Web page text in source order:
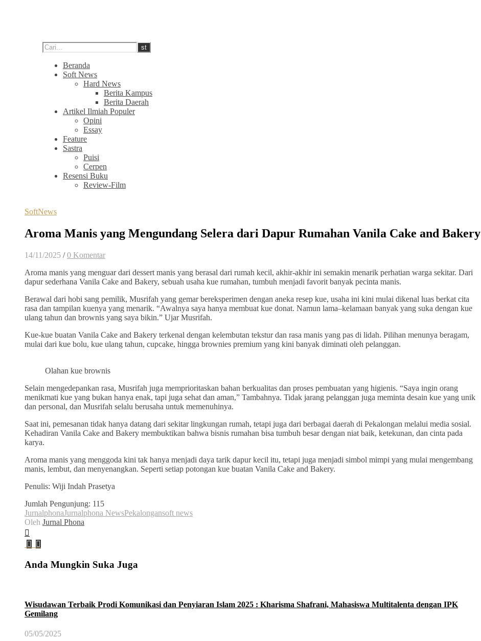
Beranda
Soft News
Hard News
Berita Kampus
Berita Daerah
Artikel Ilmiah Populer
Opini
Essay
Feature
Sastra
Puisi
Cerpen
Resensi Buku
Review-Film
SoftNews
Aroma Manis yang Mengundang Selera dari Dapur Rumahan Vanila Cake and Bakery
14/11/2025 / 0 Komentar
Aroma manis yang menguar dari dessert manis yang berasal dari rumah kecil, akhir-akhir ini semakin menarik perhatian warga sekitar. Dari
dapur sederhana Vanila Cake and Bakery, sebuah usaha kue rumahan, tumbuh menjadi favorit banyak pecinta manis.
Berawal dari hobi sang pemilik, Musrifah yang gemar bereksperimen dengan aneka resep kue, usaha ini kini mulai dikenal luas berkat cita
rasa dan tampilan kuenya yang menarik. “Awalnya saya hanya membuat kue donat. Namun lama–kelamaan banyak yang suka dengan kue
ulang tahun dan brownis yang saya bikin.” Ujar Musrifah.
Kue-kue buatan Vanila Cake and Bakery terkenal dengan kelembutan tekstur dan rasa manis yang pas di lidah. Pilihan menunya beragam,
mulai dari kue bolu, kue ulang tahun, cupcake, hingga brownies premium yang kini banyak diminati oleh pelanggan.
Olahan kue brownis
Selain mengedepankan rasa, Musrifah juga memprioritaskan bahan berkualitas dan proses pembuatan yang higienis. “Saya ingin orang
menikmati kue yang bukan hanya enak, tapi juga sehat dan aman,” Tambahnya. Tidak jarang pelanggan juga meminta desain kue yang unik
dan personal, dan Musrifah selalu berusaha untuk memenuhinya.
Saat ini, pemesanan tidak hanya datang dari sekitar lingkungan rumah, tetapi juga dari berbagai daerah di Pekalongan melalui media sosial.
Kehadiran Vanila Cake and Bakery membuktikan bahwa bisnis rumahan bisa tumbuh besar dengan niat baik, ketekunan, dan cinta pada
karya.
Aroma manis yang menggoda kini tak hanya menjadi daya tarik dapur kecil itu, tetapi juga menjadi simbol mimpi yang mulai mengembang
manis, lembut, dan menyenangkan. Seperti setiap potongan kue buatan Vanila Cake and Bakery.
Penulis: Wiji Indah Prasetya
Jumlah Pengunjung: 115
JurnalphonaJurnalphona NewsPekalongansoft news
Oleh Jurnal Phona
Anda Mungkin Suka Juga
Wisudawan Terbaik Prodi Komunikasi dan Penyiaran Islam 2025 : Kharisma Shafrani, Mahasiswa Multitalenta dengan IPK
Gemilang
05/05/2025